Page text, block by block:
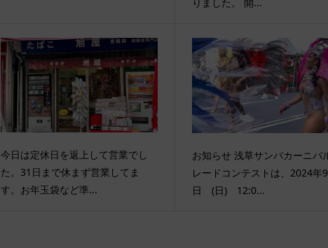
りました。 開...
今日は定休日を返上して営業でし
た。31日まで休まず営業してま
す。お年玉袋など準...
お知らせ 浅草サンバカーニバ
レードコンテストは、2024年
日 (日) 12:0...